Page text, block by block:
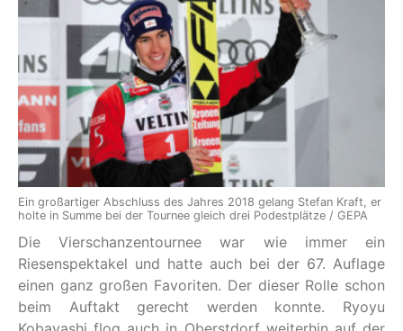
Ein großartiger Abschluss des Jahres 2018 gelang Stefan Kraft, er
holte in Summe bei der Tournee gleich drei Podestplätze / GEPA
Die Vierschanzentournee war wie immer ein
Riesenspektakel und hatte auch bei der 67. Auflage
einen ganz großen Favoriten. Der dieser Rolle schon
beim Auftakt gerecht werden konnte. Ryoyu